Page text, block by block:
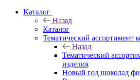
Каталог
Назад
Каталог
Тематический ассортимент
Назад
Тематический
изделия
Новый год шоколад